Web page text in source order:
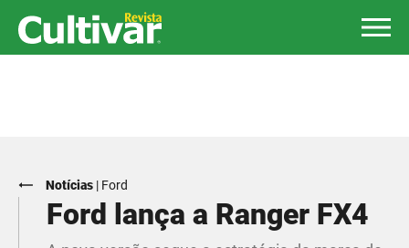
Notícias | Ford
Ford lança a Ranger FX4